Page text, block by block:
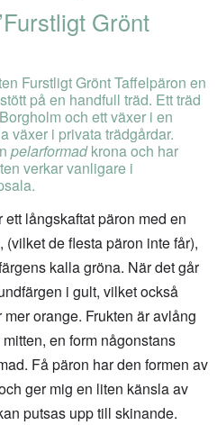
’Furstligt Grönt
Furstligt Grönt Taffelpäron en
på en handfull träd. Ett träd
och ett växer i en
växer i privata trädgårdar.
pelarformadkrona och har
verkar vanligare i
långskaftat päron med en
de flesta päron inte får),
kalla gröna. När det går
i gult, vilket också
orange. Frukten är avlång
en form någonstans
Få päron har den formen av
ger mig en liten känsla av
putsas upp till skinande.